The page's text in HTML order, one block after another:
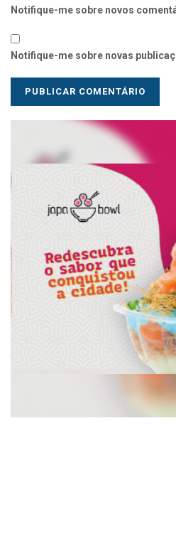
Notifique-me sobre novos
Notifique-me sobre novas